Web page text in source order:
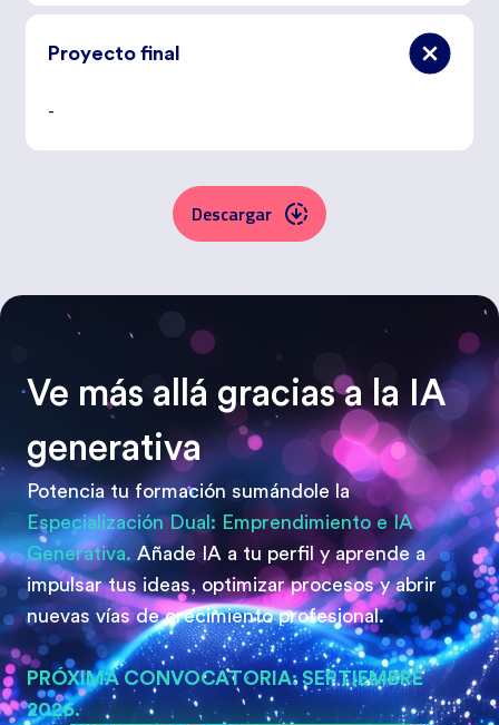
Proyecto final
-
Descargar
Ve más allá gracias a la IA
generativa
Potencia tu formación sumándole la
Especialización Dual: Emprendimiento e IA
Generativa. Añade IA a tu perfil y aprende a
impulsar tus ideas, optimizar procesos y abrir
nuevas vías de crecimiento profesional.
PRÓXIMA CONVOCATORIA: SEPTIEMBRE
2026.